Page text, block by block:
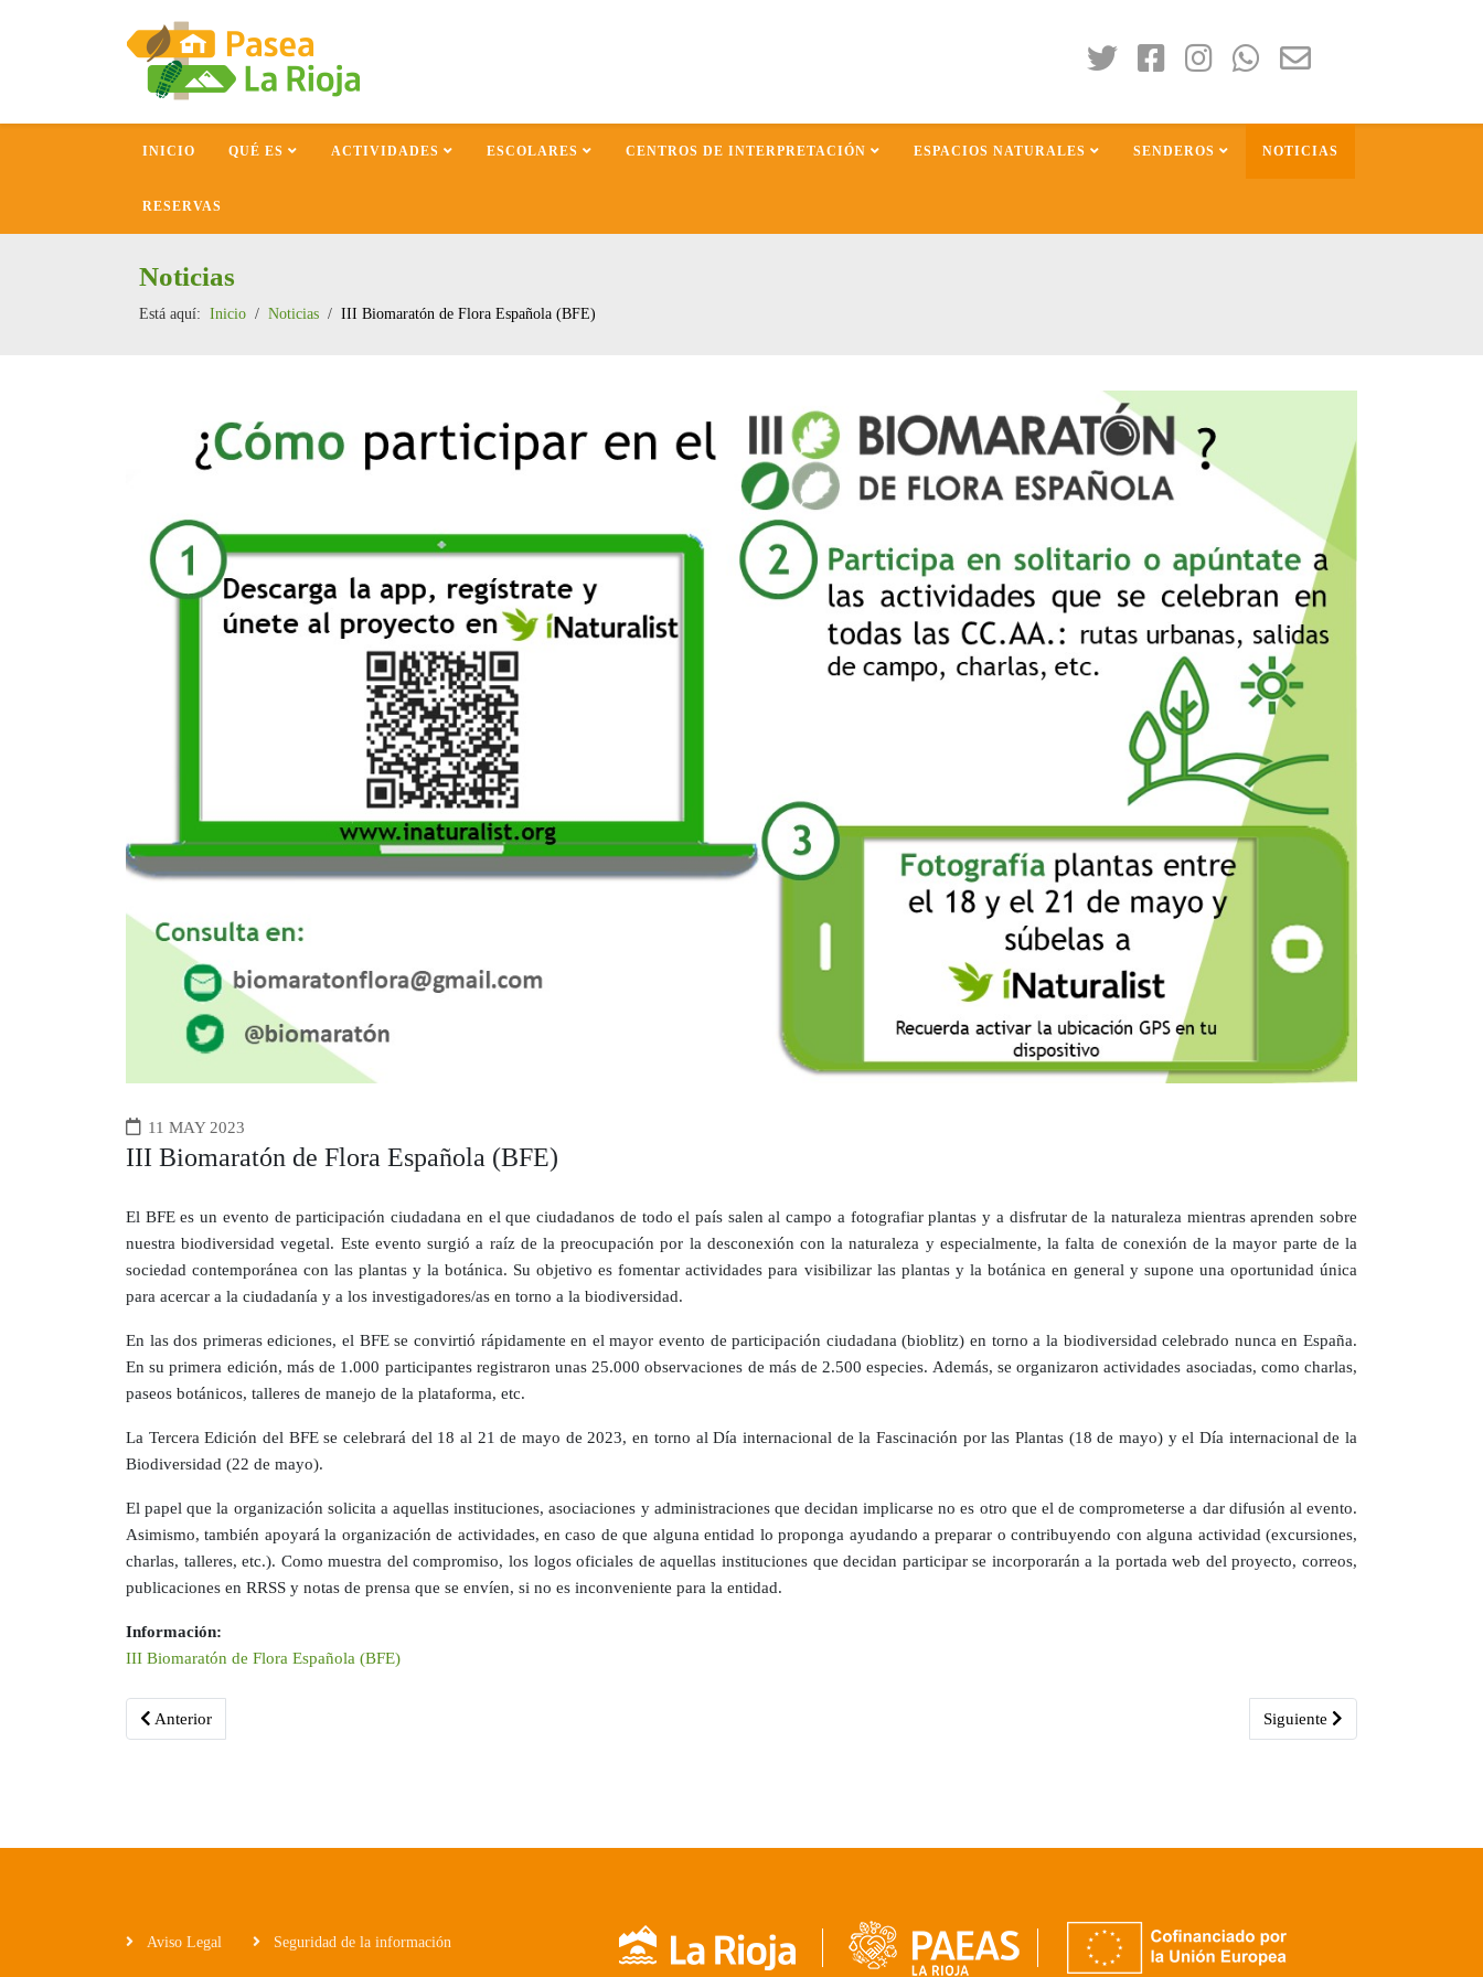
INICIO QUÉ ES ACTIVIDADES ESCOLARES CENTROS DE INTERPRETACIÓN ESPACIOS NATURALES SENDEROS NOTICIAS
RESERVAS
Noticias
Está aquí: Inicio Noticias III Biomaratón de Flora Española (BFE)
11 MAY 2023
III Biomaratón de Flora Española (BFE)
El BFE es un evento de participación ciudadana en el que ciudadanos de todo el país salen al campo a fotografiar plantas y a disfrutar de la naturaleza mientras aprenden sobre
nuestra biodiversidad vegetal. Este evento surgió a raíz de la preocupación por la desconexión con la naturaleza y especialmente, la falta de conexión de la mayor parte de la
sociedad contemporánea con las plantas y la botánica. Su objetivo es fomentar actividades para visibilizar las plantas y la botánica en general y supone una oportunidad única
para acercar a la ciudadanía y a los investigadores/as en torno a la biodiversidad.
En las dos primeras ediciones, el BFE se convirtió rápidamente en el mayor evento de participación ciudadana (bioblitz) en torno a la biodiversidad celebrado nunca en España.
En su primera edición, más de 1.000 participantes registraron unas 25.000 observaciones de más de 2.500 especies. Además, se organizaron actividades asociadas, como charlas,
paseos botánicos, talleres de manejo de la plataforma, etc.
La Tercera Edición del BFE se celebrará del 18 al 21 de mayo de 2023, en torno al Día internacional de la Fascinación por las Plantas (18 de mayo) y el Día internacional de la
Biodiversidad (22 de mayo).
El papel que la organización solicita a aquellas instituciones, asociaciones y administraciones que decidan implicarse no es otro que el de comprometerse a dar difusión al evento.
Asimismo, también apoyará la organización de actividades, en caso de que alguna entidad lo proponga ayudando a preparar o contribuyendo con alguna actividad (excursiones,
charlas, talleres, etc.). Como muestra del compromiso, los logos oficiales de aquellas instituciones que decidan participar se incorporarán a la portada web del proyecto, correos,
publicaciones en RRSS y notas de prensa que se envíen, si no es inconveniente para la entidad.
Información:
III Biomaratón de Flora Española (BFE)
Artículo anterior: Día de la Red Natura 2000
Anterior Artículo siguiente: El Parque
Siguiente
Aviso Legal Seguridad de la información